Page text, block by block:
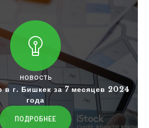
НОВОСТЬ
в г. Бишкек за 7 месяцев 2024
года
ПОДРОБНЕЕ